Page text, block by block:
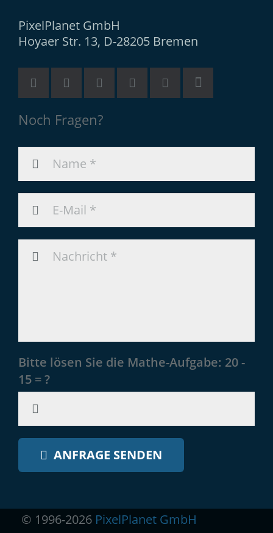
PixelPlanet GmbH
Hoyaer Str. 13, D-28205 Bremen
Noch Fragen?
Bitte lösen Sie die Mathe-Aufgabe: 20 -
15 = ?
ANFRAGE SENDEN
© 1996-2026 PixelPlanet GmbH